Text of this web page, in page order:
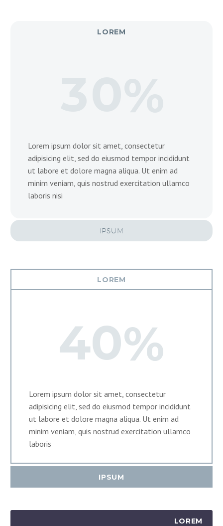
LOREM
Lorem ipsum dolor sit amet, consectetur
adipisicing elit, sed do eiusmod tempor incididunt
ut labore et dolore magna aliqua. Ut enim ad
minim veniam, quis nostrud exercitation ullamco
laboris nisi
IPSUM
LOREM
40%
Lorem ipsum dolor sit amet, consectetur
adipisicing elit, sed do eiusmod tempor incididunt
ut labore et dolore magna aliqua. Ut enim ad
minim veniam, quis nostrud exercitation ullamco
laboris
IPSUM
LOREM